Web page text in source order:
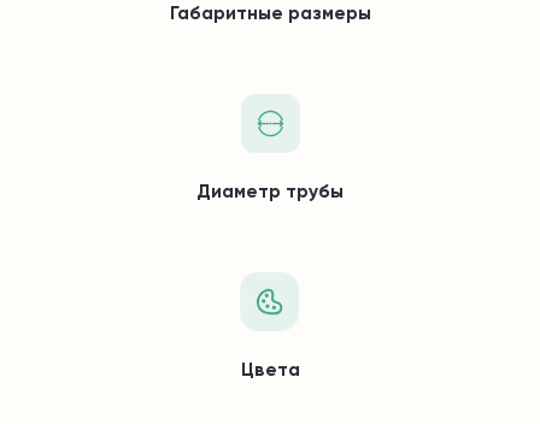
Габаритные размеры
Диаметр трубы
Цвета